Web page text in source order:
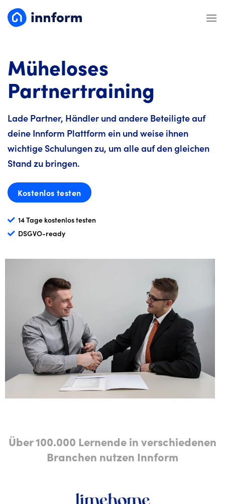
Inhalt
Müheloses
Partnertraining
Lade Partner, Händler und andere Beteiligte auf
deine Innform Plattform ein und weise ihnen
wichtige Schulungen zu, um alle auf den gleichen
Stand zu bringen.
Kostenlos testen
14 Tage kostenlos testen
DSGVO-ready
Über 100.000 Lernende in verschiedenen
Branchen nutzen Innform